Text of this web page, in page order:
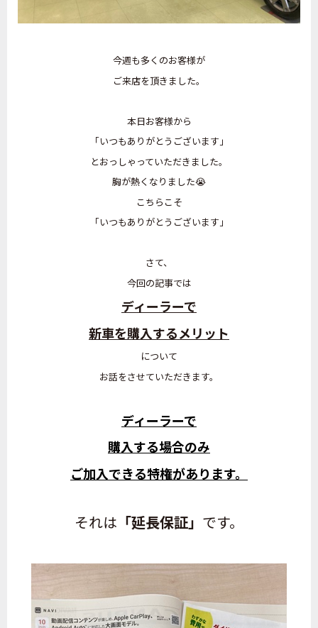
今週も多くのお客様が
ご来店を頂きました。
本日お客様から
「いつもありがとうございます」
とおっしゃっていただきました。
胸が熱くなりました😭
こちらこそ
「いつもありがとうございます」
さて、
今回の記事では
ディーラーで
新車を購入するメリット
について
お話をさせていただきます。
ディーラーで
購入する場合のみ
ご加入できる特権があります。
それは 「延長保証」 です。